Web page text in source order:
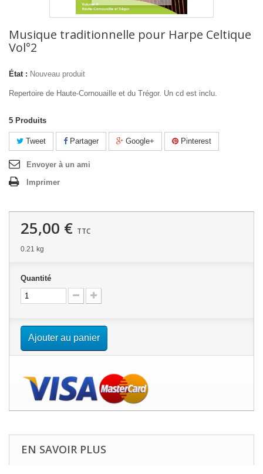
Musique traditionnelle pour Harpe Celtique
Vol°2
État : Nouveau produit
Repertoire de Haute-Cornouaille et du Trégor. Un cd est inclu.
5 Produits
Tweet Partager Google+ Pinterest
Envoyer à un ami
Imprimer
25,00 € TTC
0.21 kg
Quantité
Ajouter au panier
EN SAVOIR PLUS